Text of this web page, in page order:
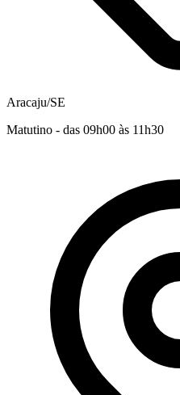
Aracaju/SE
Matutino - das 09h00 às 11h30